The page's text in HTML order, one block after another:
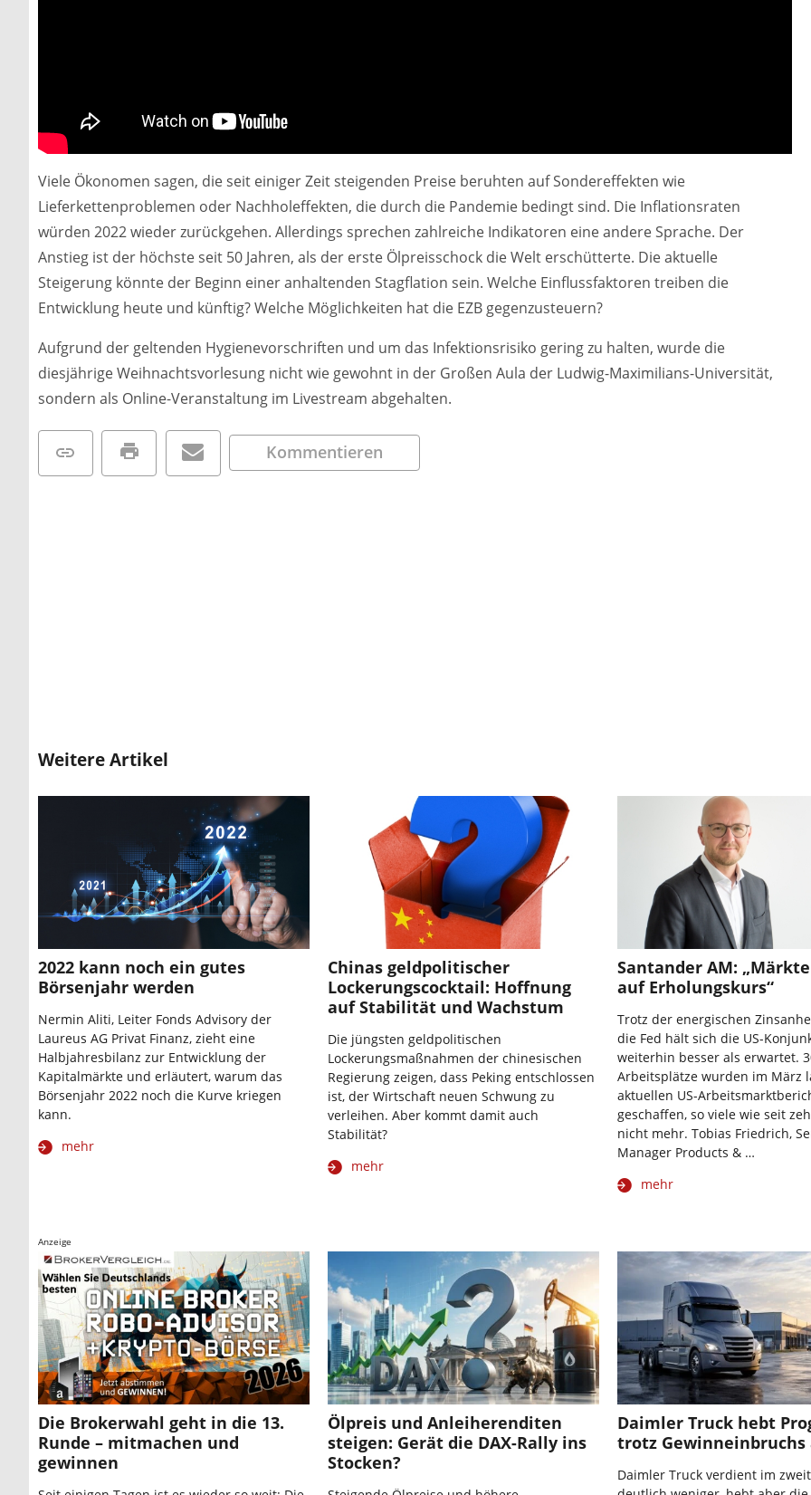
Viele Ökonomen sagen, die seit einiger Zeit steigenden Preise beruhten auf Sondereffekten wie
Lieferkettenproblemen oder Nachholeffekten, die durch die Pandemie bedingt sind. Die Inflationsraten
würden 2022 wieder zurückgehen. Allerdings sprechen zahlreiche Indikatoren eine andere Sprache. Der
Anstieg ist der höchste seit 50 Jahren, als der erste Ölpreisschock die Welt erschütterte. Die aktuelle
Steigerung könnte der Beginn einer anhaltenden Stagflation sein. Welche Einflussfaktoren treiben die
Entwicklung heute und künftig? Welche Möglichkeiten hat die EZB gegenzusteuern?
Aufgrund der geltenden Hygienevorschriften und um das Infektionsrisiko gering zu halten, wurde die
diesjährige Weihnachtsvorlesung nicht wie gewohnt in der Großen Aula der Ludwig-Maximilians-Universität,
sondern als Online-Veranstaltung im Livestream abgehalten.
Kommentieren
Weitere Artikel
2022 kann noch ein gutes
Börsenjahr werden
Nermin Aliti, Leiter Fonds Advisory der
Laureus AG Privat Finanz, zieht eine
Halbjahresbilanz zur Entwicklung der
Kapitalmärkte und erläutert, warum das
Börsenjahr 2022 noch die Kurve kriegen
kann.
mehr
Chinas geldpolitischer
Lockerungscocktail: Hoffnung
auf Stabilität und Wachstum
Die jüngsten geldpolitischen
Lockerungsmaßnahmen der chinesischen
Regierung zeigen, dass Peking entschlossen
ist, der Wirtschaft neuen Schwung zu
verleihen. Aber kommt damit auch
Stabilität?
mehr
Santander AM:
auf Erholungskurs“
Trotz der energischen
die Fed hält sich die US-
weiterhin besser als erwartet.
Arbeitsplätze wurden im März
aktuellen US-
geschaffen, so viele wie seit
nicht mehr. Tobias Friedrich,
Manager Products & …
mehr
Anzeige
Die Brokerwahl geht in die 13.
Runde – mitmachen und
gewinnen
Ölpreis und Anleiherenditen
steigen: Gerät die DAX-Rally ins
Stocken?
Daimler Truck hebt
trotz Gewinneinbruchs
Daimler Truck verdient im